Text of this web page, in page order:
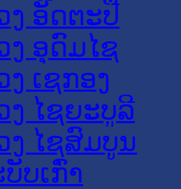
ງ ອັດຕະປື
ງ ອຸດົມໄຊ
ເຊກອງ
ງ ໄຊຍະບູລີ
ງ ໄຊສົມບູນ
ບເກົ່າ